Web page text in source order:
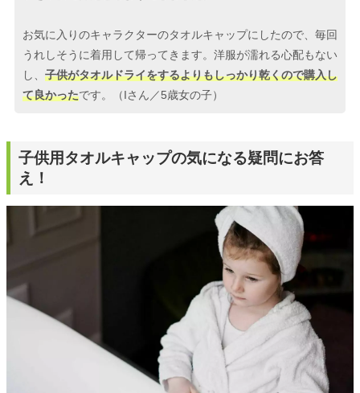
お気に入りのキャラクターのタオルキャップにしたので、毎回
うれしそうに着用して帰ってきます。洋服が濡れる心配もない
し、 子供がタオルドライをするよりもしっかり乾くので購入し
て良かったです。（Iさん／5歳女の子）
子供用タオルキャップの気になる疑問にお答
え！